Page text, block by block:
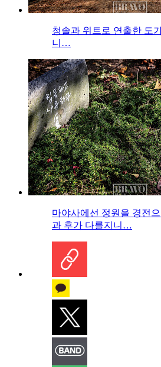
청솔과 위트로 연출한 도
니…
마야사에선 정원을 경전
과 후가 다를지니…